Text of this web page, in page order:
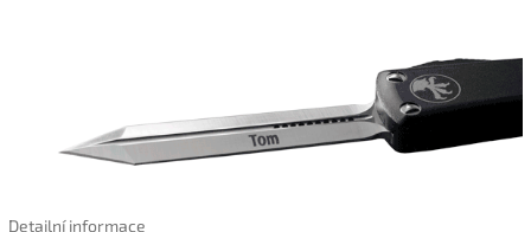
Detailní informace